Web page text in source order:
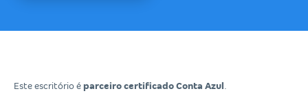
Este escritório é parceiro certificado Conta Azul